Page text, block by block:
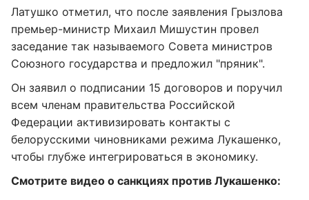
Латушко отметил, что после заявления Грызлова
премьер-министр Михаил Мишустин провел
заседание так называемого Совета министров
Союзного государства и предложил "пряник".
Он заявил о подписании 15 договоров и поручил
всем членам правительства Российской
Федерации активизировать контакты с
белорусскими чиновниками режима Лукашенко,
чтобы глубже интегрироваться в экономику.
Смотрите видео о санкциях против Лукашенко: